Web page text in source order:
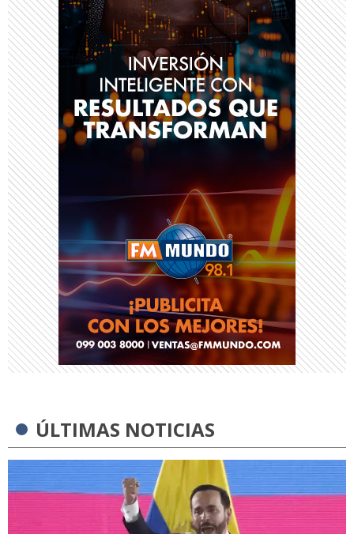
ÚLTIMAS NOTICIAS